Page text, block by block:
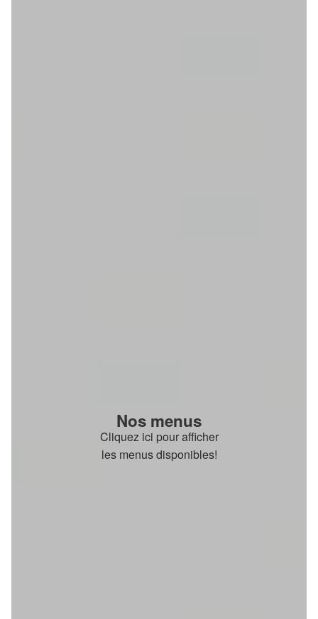
Nos menus
Cliquez ici pour afficher
les menus disponibles!